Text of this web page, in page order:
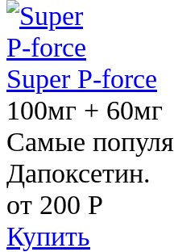
Super P-force
100мг + 60мг
Самые
Дапоксетин.
от 200 Р
Купить